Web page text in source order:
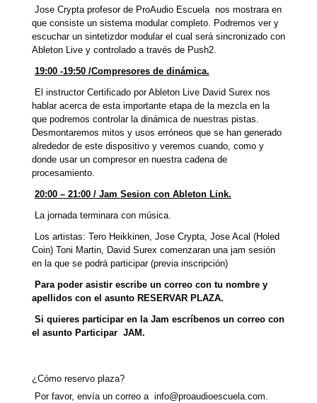
Jose Crypta profesor de ProAudio Escuela nos mostrara en
que consiste un sistema modular completo. Podremos ver y
escuchar un sintetizdor modular el cual será sincronizado con
Ableton Live y controlado a través de Push2.
19:00 -19:50 /Compresores de dinámica.
El instructor Certificado por Ableton Live David Surex nos
hablar acerca de esta importante etapa de la mezcla en la
que podremos controlar la dinámica de nuestras pistas.
Desmontaremos mitos y usos erróneos que se han generado
alrededor de este dispositivo y veremos cuando, como y
donde usar un compresor en nuestra cadena de
procesamiento.
20:00 – 21:00 / Jam Sesion con Ableton Link.
La jornada terminara con música.
Los artistas: Tero Heikkinen, Jose Crypta, Jose Acal (Holed
Coin) Toni Martin, David Surex comenzaran una jam sesión
en la que se podrá participar (previa inscripción)
Para poder asistir escribe un correo con tu nombre y
apellidos con el asunto RESERVAR PLAZA.
Si quieres participar en la Jam escríbenos un correo con
el asunto Participar JAM.
¿Cómo reservo plaza?
Por favor, envía un correo a info@proaudioescuela.com.